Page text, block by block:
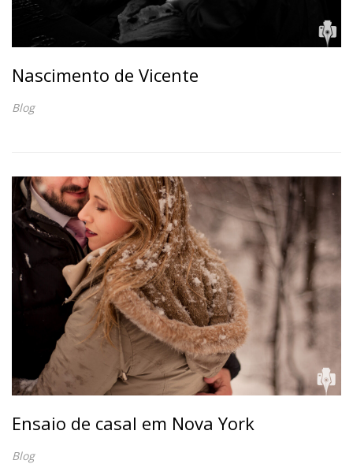
Nascimento de Vicente
Blog
Ensaio de casal em Nova York
Blog